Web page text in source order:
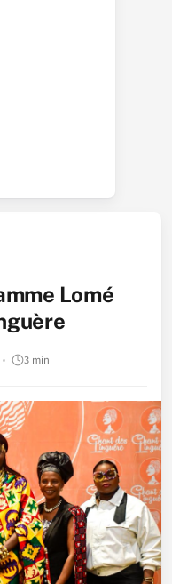
Lomé
3 min